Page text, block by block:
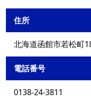
住所
北海道函館市若松町
電話番号
0138-24-3811